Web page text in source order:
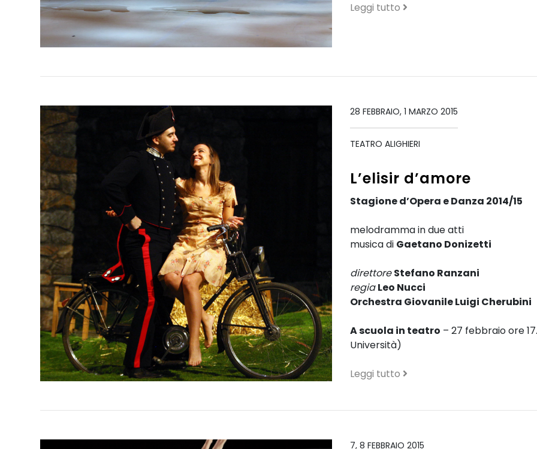
Leggi tutto
28 FEBBRAIO, 1 MARZO 2015
TEATRO ALIGHIERI
L’elisir d’amore
Stagione d’Opera e Danza 2014/15
melodramma in due atti
musica di Gaetano Donizetti
direttore Stefano Ranzani
regia Leo Nucci
Orchestra Giovanile Luigi Cherubini
A scuola in teatro – 27 febbraio ore
Università)
Leggi tutto
7, 8 FEBBRAIO 2015